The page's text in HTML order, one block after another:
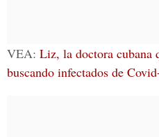
VEA: Liz, la doctora cubana
buscando infectados de